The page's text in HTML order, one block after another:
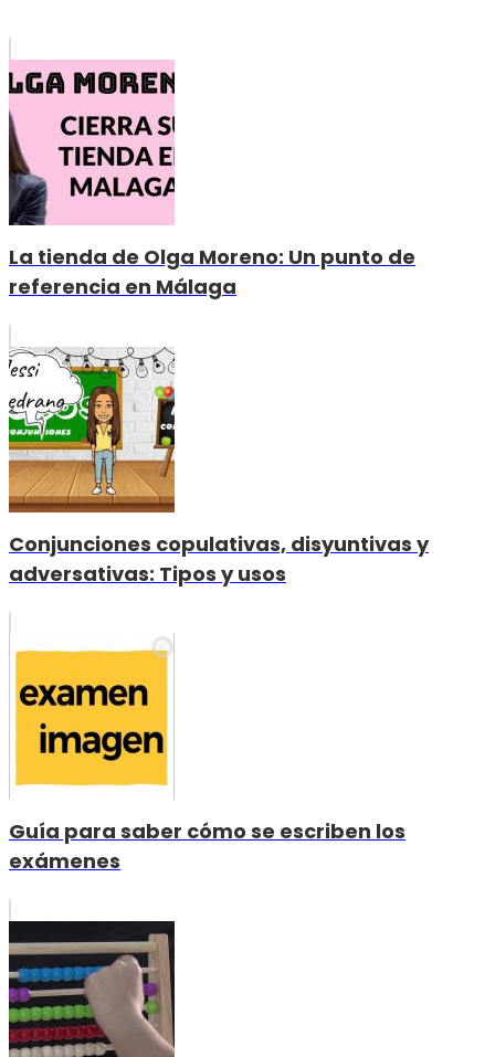
La tienda de Olga Moreno: Un punto de
referencia en Málaga
Conjunciones copulativas, disyuntivas y
adversativas: Tipos y usos
Guía para saber cómo se escriben los
exámenes